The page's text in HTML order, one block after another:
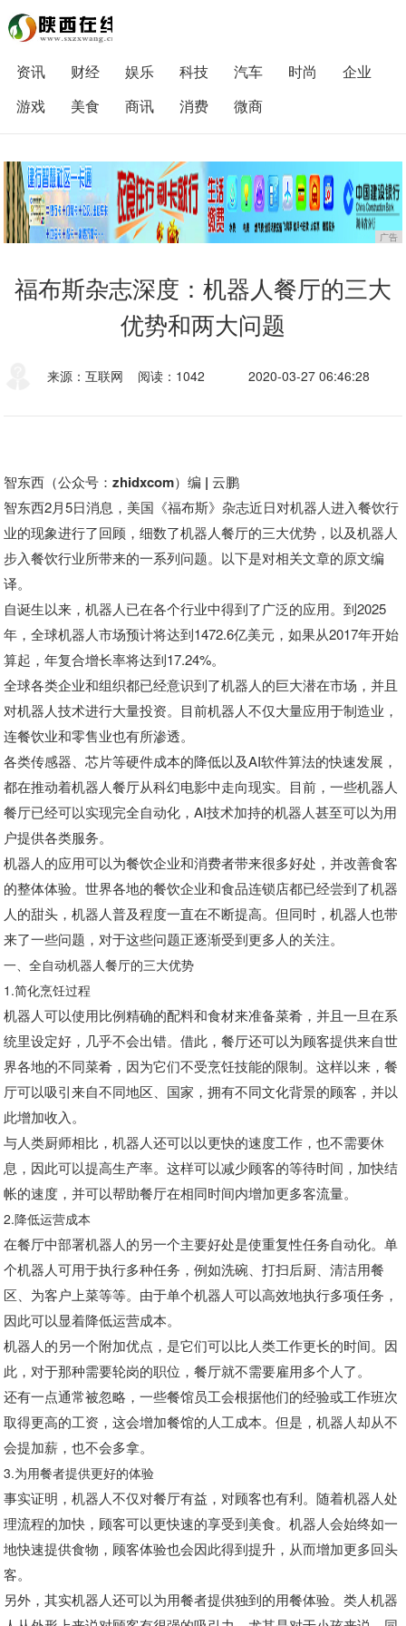
资讯 财经 娱乐 科技 汽车 时尚
企业
游戏
美食 商讯 消费 微商
广告
福布斯杂志深度：机器人餐厅的三大
优势和两大问题
来源：互联网 阅读：1042 2020-03-27 06:46:28
智东西（公众号：zhidxcom）编 | 云鹏
智东西2月5日消息，美国《福布斯》杂志近日对机器人进入餐饮行
业的现象进行了回顾，细数了机器人餐厅的三大优势，以及机器人
步入餐饮行业所带来的一系列问题。以下是对相关文章的原文编
译。
自诞生以来，机器人已在各个行业中得到了广泛的应用。到2025
年，全球机器人市场预计将达到1472.6亿美元，如果从2017年开始
算起，年复合增长率将达到17.24%。
全球各类企业和组织都已经意识到了机器人的巨大潜在市场，并且
对机器人技术进行大量投资。目前机器人不仅大量应用于制造业，
连餐饮业和零售业也有所渗透。
各类传感器、芯片等硬件成本的降低以及AI软件算法的快速发展，
都在推动着机器人餐厅从科幻电影中走向现实。目前，一些机器人
餐厅已经可以实现完全自动化，AI技术加持的机器人甚至可以为用
户提供各类服务。
机器人的应用可以为餐饮企业和消费者带来很多好处，并改善食客
的整体体验。世界各地的餐饮企业和食品连锁店都已经尝到了机器
人的甜头，机器人普及程度一直在不断提高。但同时，机器人也带
来了一些问题，对于这些问题正逐渐受到更多人的关注。
一、全自动机器人餐厅的三大优势
1.简化烹饪过程
机器人可以使用比例精确的配料和食材来准备菜肴，并且一旦在系
统里设定好，几乎不会出错。借此，餐厅还可以为顾客提供来自世
界各地的不同菜肴，因为它们不受烹饪技能的限制。这样以来，餐
厅可以吸引来自不同地区、国家，拥有不同文化背景的顾客，并以
此增加收入。
与人类厨师相比，机器人还可以以更快的速度工作，也不需要休
息，因此可以提高生产率。这样可以减少顾客的等待时间，加快结
帐的速度，并可以帮助餐厅在相同时间内增加更多客流量。
2.降低运营成本
在餐厅中部署机器人的另一个主要好处是使重复性任务自动化。单
个机器人可用于执行多种任务，例如洗碗、打扫后厨、清洁用餐
区、为客户上菜等等。由于单个机器人可以高效地执行多项任务，
因此可以显着降低运营成本。
机器人的另一个附加优点，是它们可以比人类工作更长的时间。因
此，对于那种需要轮岗的职位，餐厅就不需要雇用多个人了。
还有一点通常被忽略，一些餐馆员工会根据他们的经验或工作班次
取得更高的工资，这会增加餐馆的人工成本。但是，机器人却从不
会提加薪，也不会多拿。
3.为用餐者提供更好的体验
事实证明，机器人不仅对餐厅有益，对顾客也有利。随着机器人处
理流程的加快，顾客可以更快速的享受到美食。机器人会始终如一
地快速提供食物，顾客体验也会因此得到提升，从而增加更多回头
客。
另外，其实机器人还可以为用餐者提供独到的用餐体验。类人机器